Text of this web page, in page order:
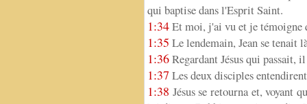
qui baptise dans l'Esprit Saint.
1:34Et moi, j'ai vu et je
1:35 Le lendemain, Jean se tenait
1:36Regardant Jésus qui
1:37 Les deux disciples
1:38 Jésus se retourna et, voyant